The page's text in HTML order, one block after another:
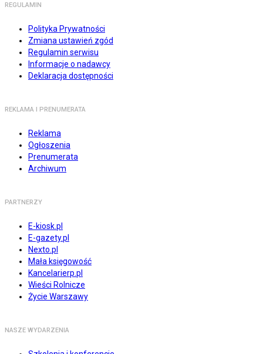
REGULAMIN
Polityka Prywatności
Zmiana ustawień zgód
Regulamin serwisu
Informacje o nadawcy
Deklaracja dostępności
REKLAMA I PRENUMERATA
Reklama
Ogłoszenia
Prenumerata
Archiwum
PARTNERZY
E-kiosk.pl
E-gazety.pl
Nexto.pl
Mała księgowość
Kancelarierp.pl
Wieści Rolnicze
Życie Warszawy
NASZE WYDARZENIA